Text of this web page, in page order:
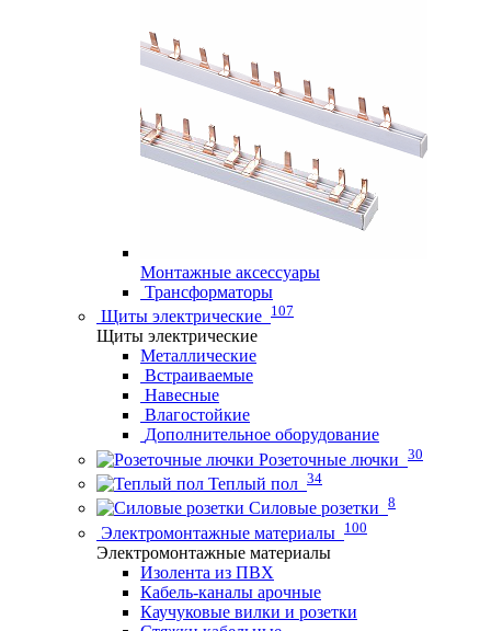
Монтажные аксессуары
Трансформаторы
Щиты электрические 107
Щиты электрические
Металлические
Встраиваемые
Навесные
Влагостойкие
Дополнительное оборудование
Розеточные лючки 30
Теплый пол 34
Силовые розетки 8
Электромонтажные материалы 100
Электромонтажные материалы
Изолента из ПВХ
Кабель-каналы арочные
Каучуковые вилки и розетки